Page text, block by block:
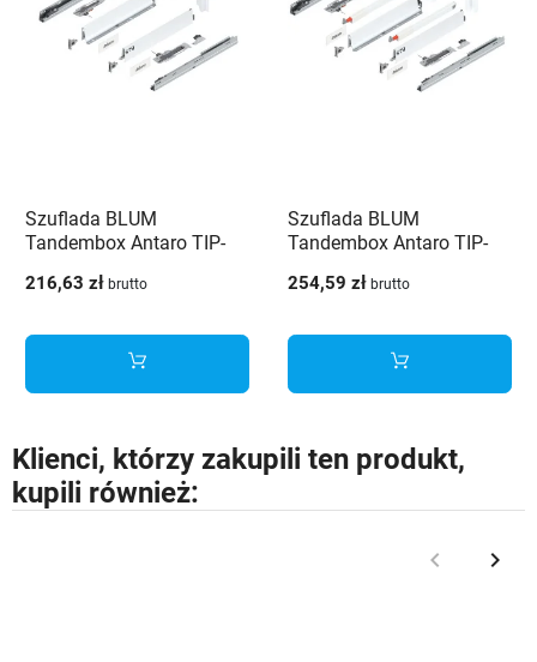
Szuflada BLUM
Tandembox Antaro TIP-
niska H-84 Biała 30kg
216,63 zł brutto
Szuflada BLUM
Tandembox Antaro TIP-
wysoka H-199 Biała 30kg
254,59 zł brutto
Klienci, którzy zakupili ten produkt,
kupili również:
Poprzedni
keyboard_arrow_left keyboard_arrow_right